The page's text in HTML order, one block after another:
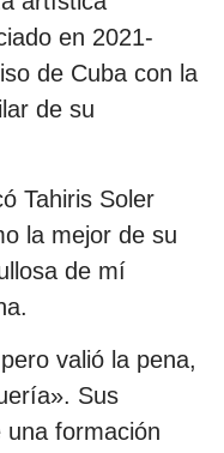
en 2021-
de Cuba con la
de su
Tahiris Soler
la mejor de su
de mí
valió la pena,
Sus
una formación